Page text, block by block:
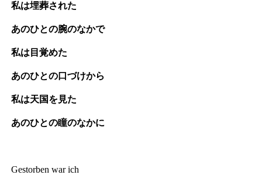
私は埋葬された
あのひとの腕のなかで
私は目覚めた
あのひとの口づけから
私は天国を見た
あのひとの瞳のなかに
Gestorben war ich